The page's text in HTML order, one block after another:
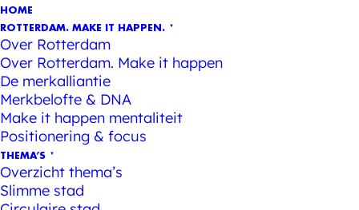
HOME
ROTTERDAM. MAKE IT HAPPEN.
Over Rotterdam
Over Rotterdam. Make it happen
De merkalliantie
Merkbelofte & DNA
Make it happen mentaliteit
Positionering & focus
THEMA’S
Overzicht thema’s
Slimme stad